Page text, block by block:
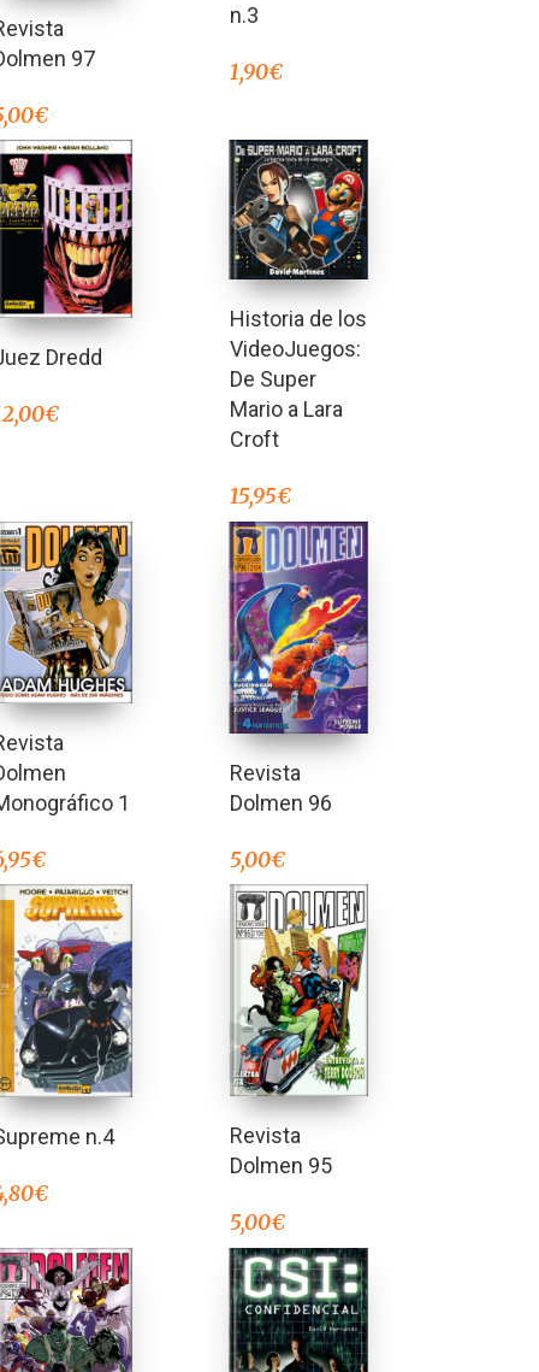
97
€
n.3
1,90€
Dredd
€
Historia de los
VideoJuegos:
De Super
Mario a Lara
Croft
15,95€
1
€
Revista
Dolmen 96
5,00€
n.4
€
Revista
Dolmen 95
5,00€